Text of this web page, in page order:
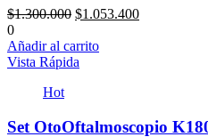
$1.300.000 El
original
era:
$1.053.400El
0
Añadir al carrito
Vista Rápida
Hot
Set OtoOftalmoscopio